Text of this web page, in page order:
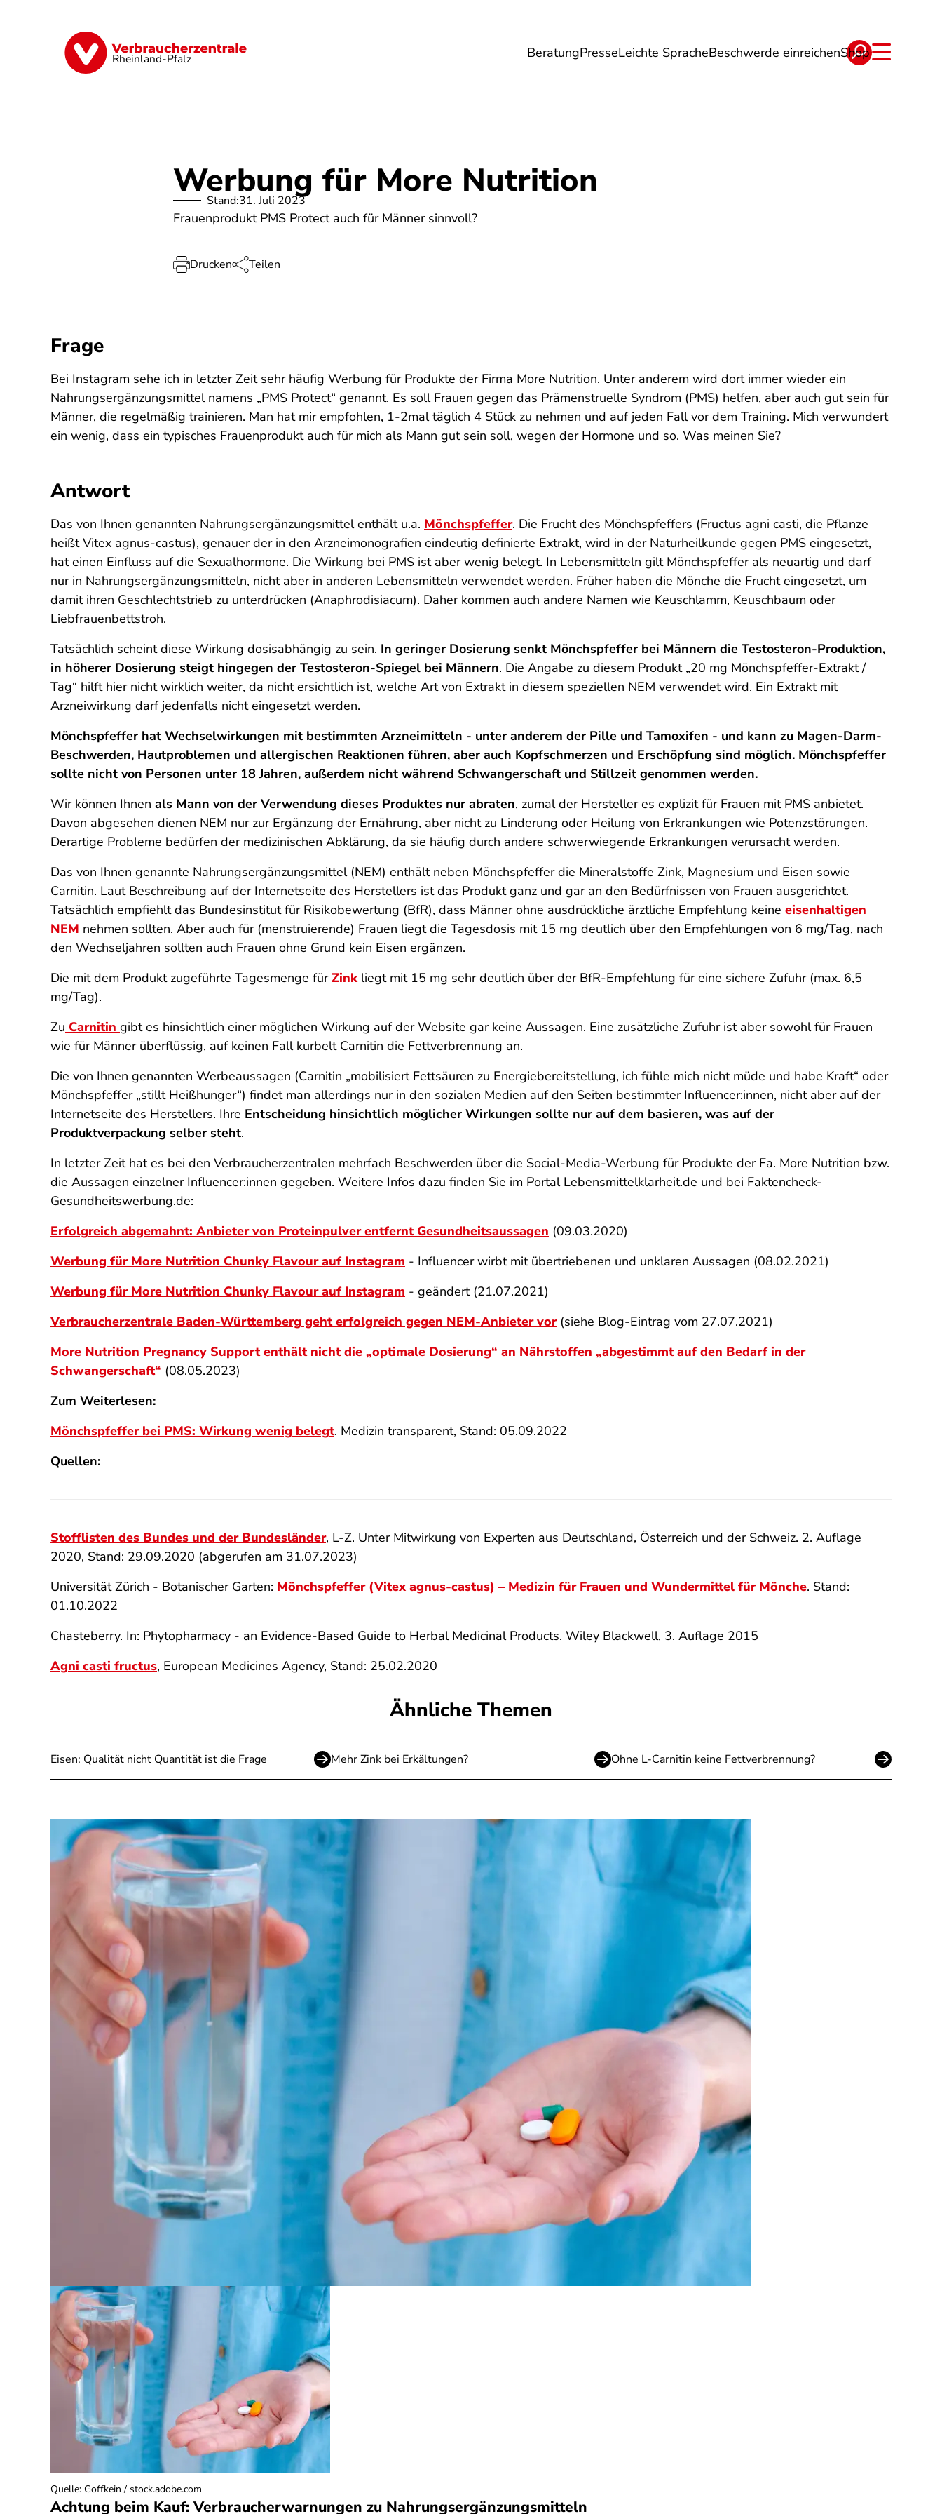
Rheinland-Pfalz BeratungPresseLeichte SpracheBeschwerde einreichenShop
Digitales Finanzen & Versicherung Gesundheit & Pflege Energie Reise Verträge
Werbung für More Nutrition
Stand:31. Juli 2023
Frauenprodukt PMS Protect auch für Männer sinnvoll?
Drucken Teilen
Frage
Bei Instagram sehe ich in letzter Zeit sehr häufig Werbung für Produkte der Firma More Nutrition. Unter anderem wird dort immer wieder ein
Nahrungsergänzungsmittel namens „PMS Protect“ genannt. Es soll Frauen gegen das Prämenstruelle Syndrom (PMS) helfen, aber auch gut sein für
Männer, die regelmäßig trainieren. Man hat mir empfohlen, 1-2mal täglich 4 Stück zu nehmen und auf jeden Fall vor dem Training. Mich verwundert
ein wenig, dass ein typisches Frauenprodukt auch für mich als Mann gut sein soll, wegen der Hormone und so. Was meinen Sie?
Antwort
Das von Ihnen genannten Nahrungsergänzungsmittel enthält u.a. Mönchspfeffer. Die Frucht des Mönchspfeffers (Fructus agni casti, die Pflanze
heißtVitex agnus-castus), genauer der in den Arzneimonografien eindeutig definierte Extrakt, wird in der Naturheilkunde gegen PMS eingesetzt,
hat einen Einfluss auf die Sexualhormone. Die Wirkung bei PMS ist aber wenig belegt. In Lebensmitteln gilt Mönchspfeffer als neuartig und darf
nur in Nahrungsergänzungsmitteln, nicht aber in anderen Lebensmitteln verwendet werden. Früher haben die Mönche die Frucht eingesetzt, um
damit ihren Geschlechtstrieb zu unterdrücken (Anaphrodisiacum). Daher kommen auch andere Namen wie Keuschlamm, Keuschbaum oder
Liebfrauenbettstroh.
Tatsächlich scheint diese Wirkung dosisabhängig zu sein. In geringer Dosierung senkt Mönchspfeffer bei Männern die Testosteron-Produktion,
in höherer Dosierung steigt hingegen der Testosteron-Spiegel bei Männern. Die Angabe zu diesem Produkt „20 mg Mönchspfeffer-Extrakt /
Tag“ hilft hier nicht wirklich weiter, da nicht ersichtlich ist, welche Art von Extrakt in diesem speziellen NEM verwendet wird. Ein Extrakt mit
Arzneiwirkung darf jedenfalls nicht eingesetzt werden.
Mönchspfeffer hat Wechselwirkungen mit bestimmten Arzneimitteln - unter anderem der Pille und Tamoxifen - und kann zu Magen-Darm-
Beschwerden, Hautproblemen und allergischen Reaktionen führen, aber auch Kopfschmerzen und Erschöpfung sind möglich. Mönchspfeffer
sollte nicht von Personen unter 18 Jahren, außerdem nicht während Schwangerschaft und Stillzeit genommen werden.
Wir können Ihnen als Mann von der Verwendung dieses Produktes nur abraten, zumal der Hersteller es explizit für Frauen mit PMS anbietet.
Davon abgesehen dienen NEM nur zur Ergänzung der Ernährung, aber nicht zu Linderung oder Heilung von Erkrankungen wie Potenzstörungen.
Derartige Probleme bedürfen der medizinischen Abklärung, da sie häufig durch andere schwerwiegende Erkrankungen verursacht werden.
Das von Ihnen genannte Nahrungsergänzungsmittel (NEM) enthält neben Mönchspfeffer die Mineralstoffe Zink, Magnesium und Eisen sowie
Carnitin. Laut Beschreibung auf der Internetseite des Herstellers ist das Produkt ganz und gar an den Bedürfnissen von Frauen ausgerichtet.
Tatsächlich empfiehlt das Bundesinstitut für Risikobewertung (BfR), dass Männer ohne ausdrückliche ärztliche Empfehlung keine eisenhaltigen
NEM nehmen sollten. Aber auch für (menstruierende) Frauen liegt die Tagesdosis mit 15 mg deutlich über den Empfehlungen von 6 mg/Tag, nach
den Wechseljahren sollten auch Frauen ohne Grund kein Eisen ergänzen.
Die mit dem Produkt zugeführte Tagesmenge fürZink liegt mit 15 mg sehr deutlich über der BfR-Empfehlung für eine sichere Zufuhr (max. 6,5
mg/Tag).
Zu Carnitin gibt es hinsichtlich einer möglichen Wirkung auf der Website gar keine Aussagen. Eine zusätzliche Zufuhr ist aber sowohl für Frauen
wie für Männer überflüssig, auf keinen Fall kurbelt Carnitin die Fettverbrennung an.
Die von Ihnen genannten Werbeaussagen (Carnitin „mobilisiert Fettsäuren zu Energiebereitstellung, ich fühle mich nicht müde und habe Kraft“ oder
Mönchspfeffer „stillt Heißhunger“) findet man allerdings nur in den sozialen Medien auf den Seiten bestimmter Influencer:innen, nicht aber auf der
Internetseite des Herstellers. Ihre Entscheidung hinsichtlich möglicher Wirkungen sollte nur auf dem basieren, was auf der
Produktverpackung selber steht.
In letzter Zeit hat es bei den Verbraucherzentralen mehrfach Beschwerden über die Social-Media-Werbung für Produkte der Fa. More Nutrition bzw.
die Aussagen einzelner Influencer:innen gegeben. Weitere Infos dazu finden Sie im Portal Lebensmittelklarheit.de und bei Faktencheck-
Gesundheitswerbung.de:
Erfolgreich abgemahnt: Anbieter von Proteinpulver entfernt Gesundheitsaussagen (09.03.2020)
Werbung für More Nutrition Chunky Flavour auf Instagram - Influencer wirbt mit übertriebenen und unklaren Aussagen (08.02.2021)
Werbung für More Nutrition Chunky Flavour auf Instagram - geändert (21.07.2021)
Verbraucherzentrale Baden-Württemberg geht erfolgreich gegen NEM-Anbieter vor(siehe Blog-Eintrag vom 27.07.2021)
More Nutrition Pregnancy Support enthält nichtdie „optimale Dosierung“ an Nährstoffen „abgestimmt auf den Bedarf in der
Schwangerschaft“ (08.05.2023)
Zum Weiterlesen:
Mönchspfeffer bei PMS: Wirkung wenig belegt. Medizin transparent, Stand: 05.09.2022
Quellen:
Stofflisten des Bundes und der Bundesländer, L-Z. Unter Mitwirkung von Experten aus Deutschland, Österreich und der Schweiz. 2. Auflage
2020, Stand: 29.09.2020 (abgerufen am 31.07.2023)
Universität Zürich - Botanischer Garten: Mönchspfeffer (Vitex agnus-castus) – Medizin für Frauen und Wundermittel für Mönche. Stand:
01.10.2022
Chasteberry. In: Phytopharmacy - an Evidence-Based Guide to Herbal Medicinal Products. Wiley Blackwell, 3. Auflage 2015
Agni casti fructus, European Medicines Agency, Stand: 25.02.2020
Ähnliche Themen
Eisen: Qualität nicht Quantität ist die Frage Mehr Zink bei Erkältungen? Ohne L-Carnitin keine Fettverbrennung?
Achtung beim Kauf: Verbraucherwarnungen zu Nahrungsergänzungsmitteln
Quelle: Goffkein / stock.adobe.com